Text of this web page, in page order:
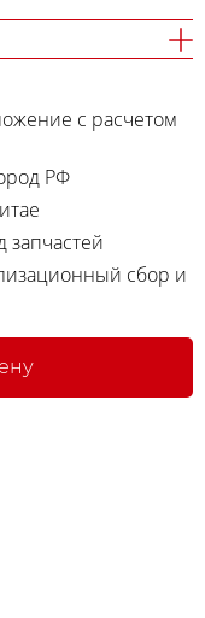
с расчетом
РФ
запчастей
сбор и